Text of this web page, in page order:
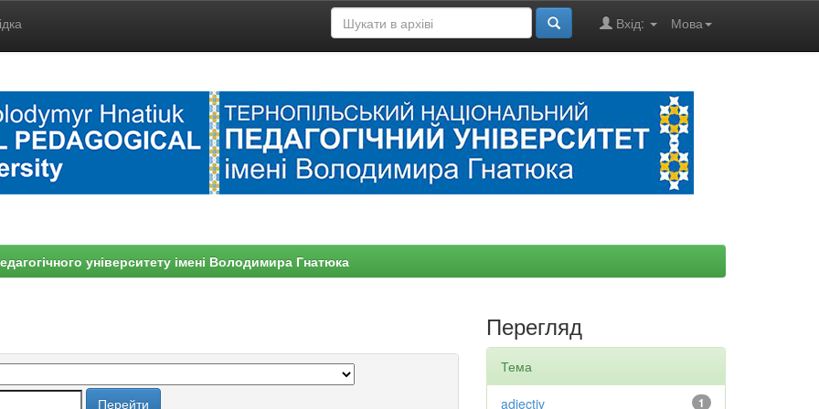
Мова
Вхід:
університету імені Володимира Гнатюка
Перегляд
Тема
1
adjectiv